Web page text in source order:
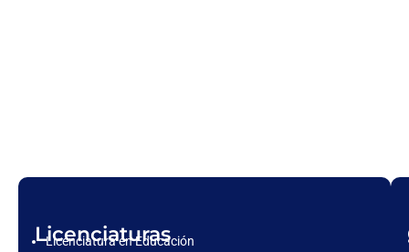
Licenciaturas
Licenciatura en Educación